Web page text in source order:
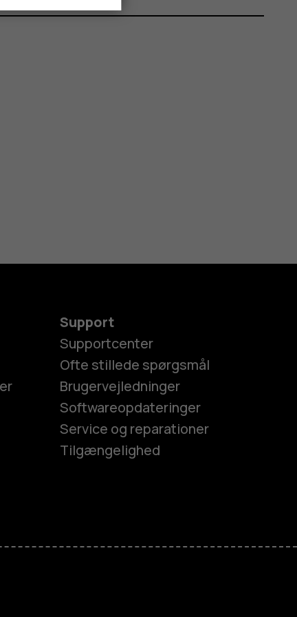
Support
Supportcenter
Ofte stillede spørgsmål
Brugervejledninger
Softwareopdateringer
Service og reparationer
Tilgængelighed